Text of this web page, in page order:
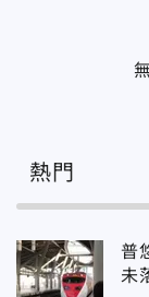
熱門
普
未